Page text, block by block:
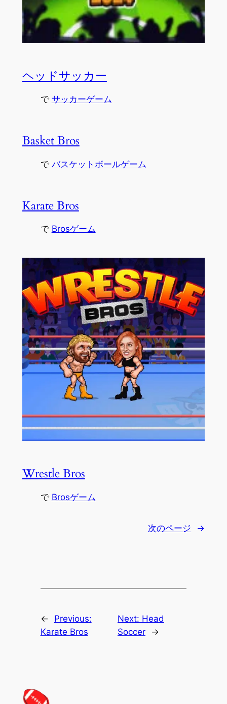
ヘッドサッカー
で サッカーゲーム
Basket Bros
で バスケットボールゲーム
Karate Bros
で Brosゲーム
Wrestle Bros
で Brosゲーム
次のページ →
←
Previous:
Karate Bros
Next: Head
Soccer
→